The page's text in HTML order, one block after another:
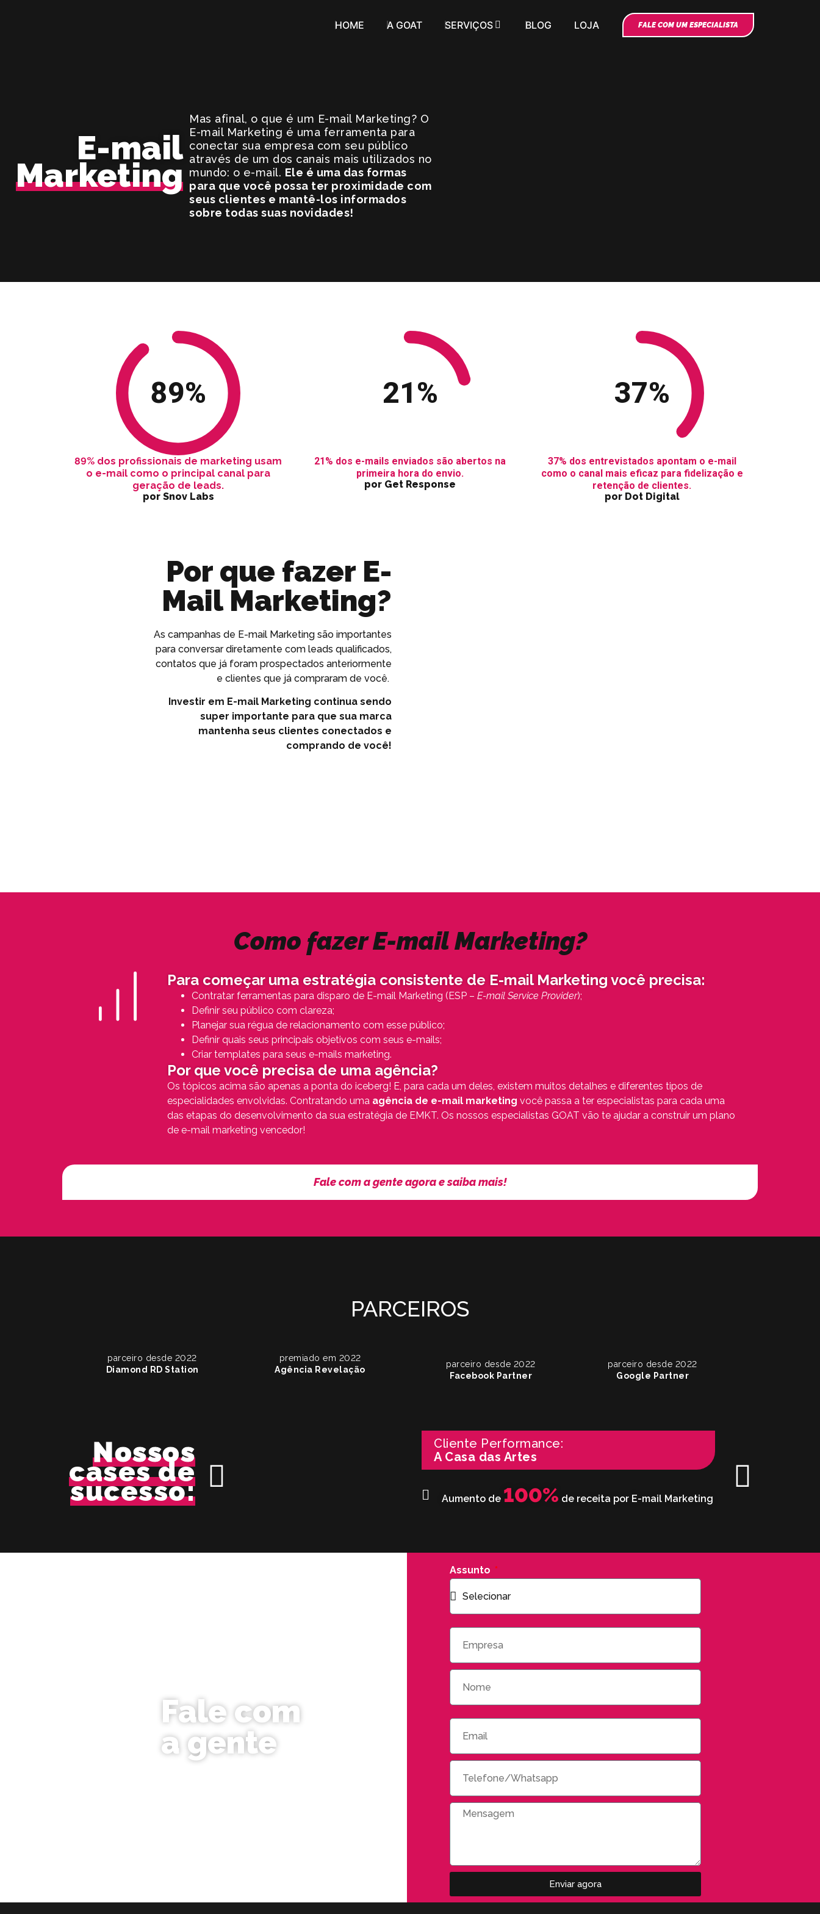
HOME A GOAT SERVIÇOS BLOG LOJA FALE COM UM ESPECIALISTA
E-mail
Marketing
Mas afinal, o que é um E-mail Marketing? O
E-mail Marketing é uma ferramenta para
conectar sua empresa com seu público
através de um dos canais mais utilizados no
mundo: o e-mail. Ele é uma das formas
para que você possa ter proximidade com
seus clientes e mantê-los informados
sobre todas suas novidades!
89%
89% dos profissionais de marketing usam
o e-mail como o principal canal para
geração de leads.
por Snov Labs
21%
21% dos e-mails enviados são abertos na
primeira hora do envio.
por Get Response
37%
37% dos entrevistados apontam o e-mail
como o canal mais eficaz para fidelização e
retenção de clientes.
por Dot Digital
Por que fazer E-
Mail Marketing?
As campanhas de E-mail Marketing são importantes
para conversar diretamente com leads qualificados,
contatos que já foram prospectados anteriormente
e clientes que já compraram de você.
Investir em E-mail Marketing continua sendo
super importante para que sua marca
mantenha seus clientes conectados e
comprando de você!
Como fazer E-mail Marketing?
Para começar uma estratégia consistente de E-mail Marketing você precisa:
Contratar ferramentas para disparo de E-mail Marketing (ESP – E-mail Service Provider);
Definir seu público com clareza;
Planejar sua régua de relacionamento com esse público;
Definir quais seus principais objetivos com seus e-mails;
Criar templates para seus e-mails marketing.
Por que você precisa de uma agência?
Os tópicos acima são apenas a ponta do iceberg! E, para cada um deles, existem muitos detalhes e diferentes tipos de
especialidades envolvidas. Contratando uma agência de e-mail marketing você passa a ter especialistas para cada uma
das etapas do desenvolvimento da sua estratégia de EMKT. Os nossos especialistas GOAT vão te ajudar a construir um plano
de e-mail marketing vencedor!
Fale com a gente agora e saiba mais!
PARCEIROS
parceiro desde 2022
Diamond RD Station
premiado em 2022
Agência Revelação
parceiro desde 2022
Facebook Partner
parceiro desde 2022
Google Partner
Nossos
cases de
sucesso:
Cliente Performance:
A Casa das Artes
Aumento de 100% de receita por E-mail Marketing
Fale com
a gente
Deu para perceber quantas
Assunto
Enviar agora